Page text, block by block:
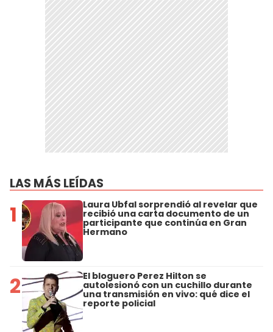
LAS MÁS LEÍDAS
1 Laura Ubfal sorprendió al revelar que
recibió una carta documento de un
participante que continúa en Gran
Hermano
2 El bloguero Perez Hilton se
autolesionó con un cuchillo durante
una transmisión en vivo: qué dice el
reporte policial